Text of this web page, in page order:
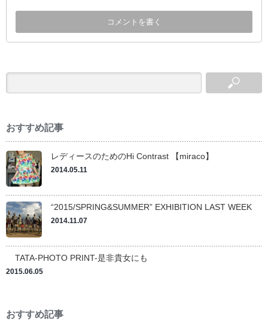
おすすめ記事
レディースのためのHi Contrast 【miraco】
2014.05.11
“2015/SPRING&SUMMER” EXHIBITION LAST WEEK
2014.11.07
TATA-PHOTO PRINT-是非貴女にも
2015.06.05
おすすめ記事